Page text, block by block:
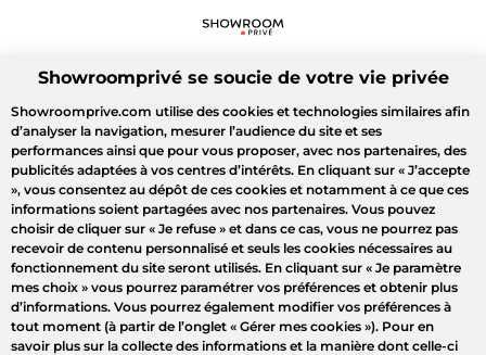
Showroomprivé se soucie de votre vie privée
Showroomprive.com utilise des cookies et technologies similaires afin
d’analyser la navigation, mesurer l’audience du site et ses
performances ainsi que pour vous proposer, avec nos partenaires, des
publicités adaptées à vos centres d’intérêts. En cliquant sur « J’accepte
», vous consentez au dépôt de ces cookies et notamment à ce que ces
informations soient partagées avec nos partenaires. Vous pouvez
choisir de cliquer sur « Je refuse » et dans ce cas, vous ne pourrez pas
recevoir de contenu personnalisé et seuls les cookies nécessaires au
fonctionnement du site seront utilisés. En cliquant sur « Je paramètre
mes choix » vous pourrez paramétrer vos préférences et obtenir plus
d’informations. Vous pourrez également modifier vos préférences à
tout moment (à partir de l’onglet « Gérer mes cookies »). Pour en
savoir plus sur la collecte des informations et la manière dont celle-ci